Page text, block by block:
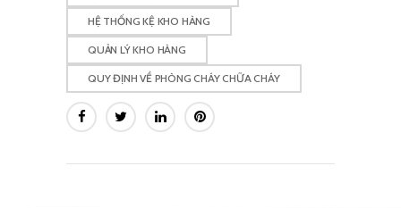
HỆ THỐNG KỆ KHO HÀNG
QUẢN LÝ KHO HÀNG
QUY ĐỊNH VỀ PHÒNG CHÁY CHỮA CHÁY